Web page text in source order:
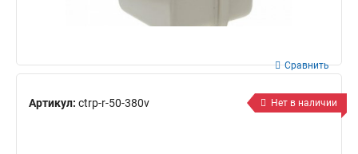
Артикул: ctrp-r-50-380v
Сравнить
Нет в наличии